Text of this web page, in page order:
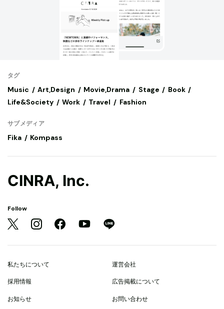
タグ
Music Art,Design Movie,Drama Stage
Book
Life&Society
Work Travel Fashion
サブメディア
Fika Kompass
CINRA, Inc.
Follow
私たちについて 運営会社
採用情報 広告掲載について
お知らせ お問い合わせ